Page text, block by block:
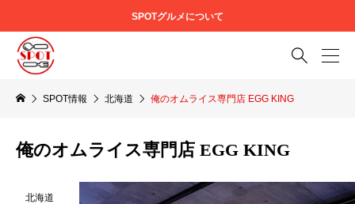
SPOTグルメについて

SPOT情報 北海道 俺のオムライス専門店 EGG KING
俺のオムライス専門店 EGG KING
北海道